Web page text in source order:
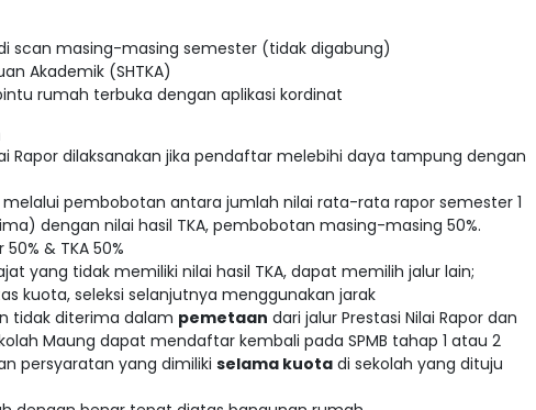
scan masing-masing semester (tidak digabung)
Akademik (SHTKA)
rumah terbuka dengan aplikasi kordinat
Rapor dilaksanakan jika pendaftar melebihi daya tampung dengan
melalui pembobotan antara jumlah nilai rata-rata rapor semester 1
dengan nilai hasil TKA, pembobotan masing-masing 50%.
& TKA 50%
yang tidak memiliki nilai hasil TKA, dapat memilih jalur lain;
kuota, seleksi selanjutnya menggunakan jarak
tidak diterima dalam pemetaan dari jalur Prestasi Nilai Rapor dan
Maung dapat mendaftar kembali pada SPMB tahap 1 atau 2
persyaratan yang dimiliki selama kuota di sekolah yang dituju